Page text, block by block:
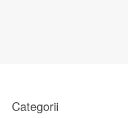
Categorii